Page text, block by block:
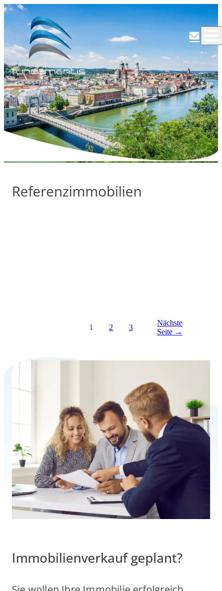
Referenzimmobilien
1 2 3
Nächste
Seite
Immobilienverkauf geplant?